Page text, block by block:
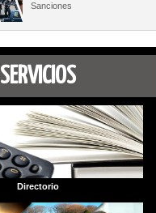
Sanciones
SERVICIOS
Directorio